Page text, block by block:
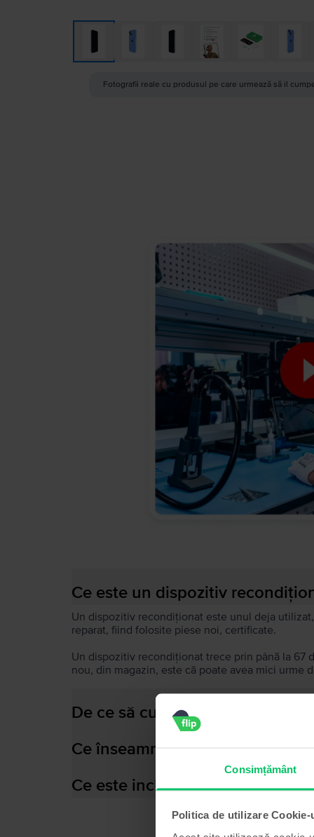
Consimțământ
Politica de utilizare Cookie-
Fotografii reale cu produsul pe care urmează să îl
Ce este un dispozitiv
Un dispozitiv recondiționat este unul deja
reparat, fiind folosite piese noi, certificate.
Un dispozitiv recondiționat trece prin până la 67
nou, din magazin, este că poate avea mici urme
De ce să cumperi un dispozitiv
Ce înseamnă baterie
Ce este inclus în cutia